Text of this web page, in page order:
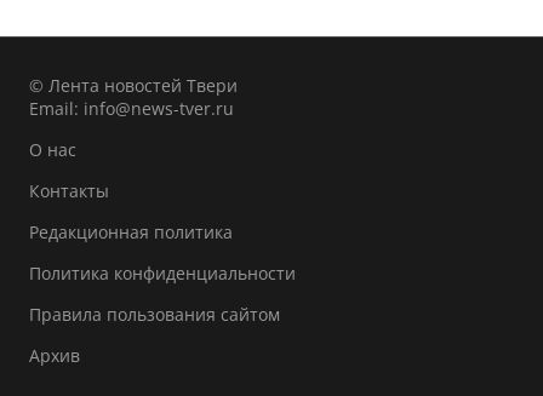
© Лента новостей Твери
Email: info@news-tver.ru
О нас
Контакты
Редакционная политика
Политика конфиденциальности
Правила пользования сайтом
Архив